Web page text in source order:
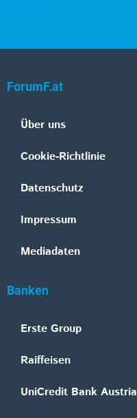
ForumF.at
Über uns
Cookie-Richtlinie
Datenschutz
Impressum
Mediadaten
Banken
Erste Group
Raiffeisen
UniCredit Bank Austria